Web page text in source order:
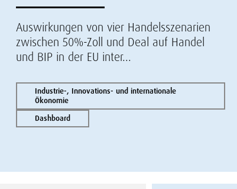
Auswirkungen von vier Handelsszenarien
zwischen 50%-Zoll und Deal auf Handel
und BIP in der EU inter...
Industrie-, Innovations- und internationale
Ökonomie
Dashboard